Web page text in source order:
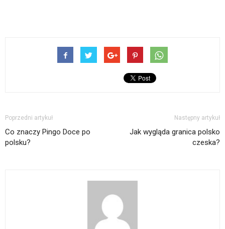
Poprzedni artykuł
Co znaczy Pingo Doce po
polsku?
Następny artykuł
Jak wygląda granica polsko
czeska?